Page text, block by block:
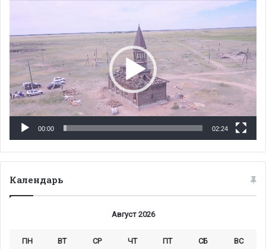
00:00 02:24
Календарь
Август 2026
ПН ВТ СР ЧТ ПТ СБ ВС